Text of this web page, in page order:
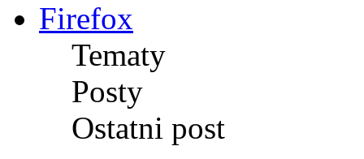
Firefox
Tematy
Posty
Ostatni post